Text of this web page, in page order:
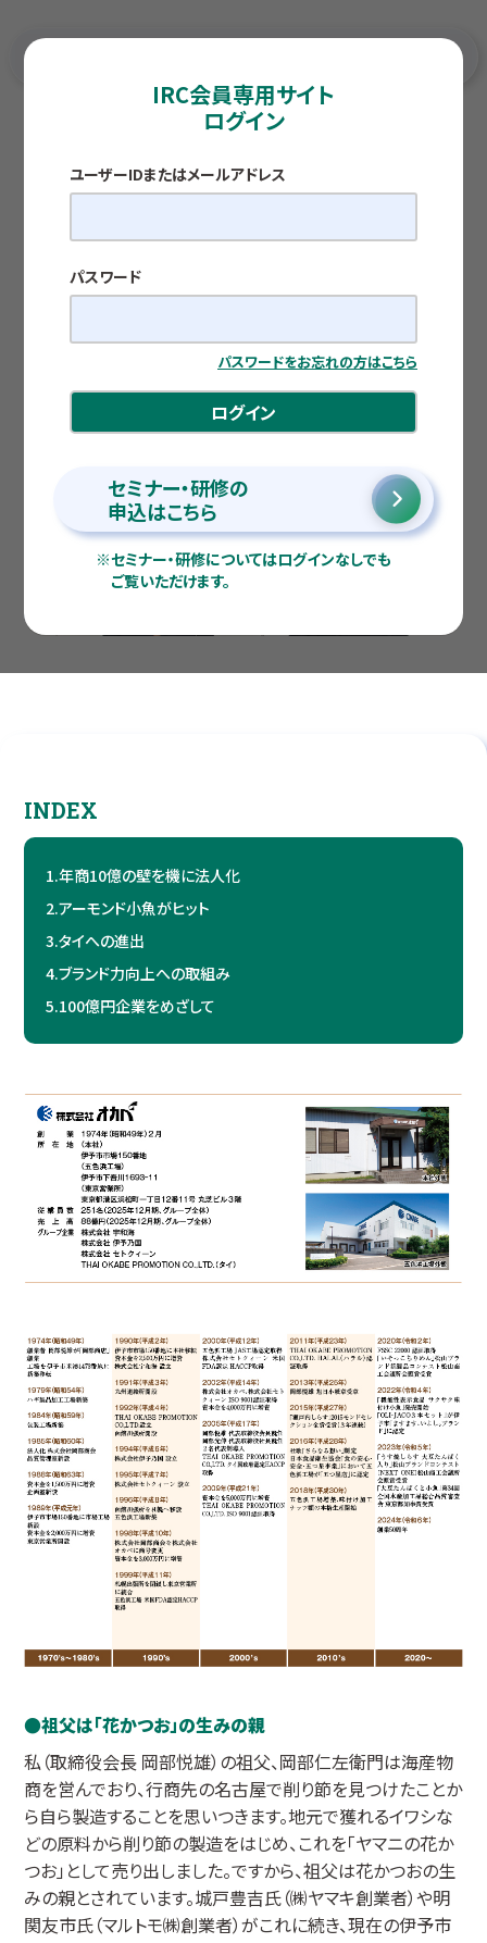
IRC会員専用サイト
ログイン
ユーザーIDまたはメールアドレス
パスワード
パスワードをお忘れの方はこちら
ログイン
セミナー・研修の
申込はこちら
※セミナー・研修についてはログインなしでも
ご覧いただけます。
株式会社 オカベ
THE COMPANY
INDEX
1.年商10億の壁を機に法人化
2.アーモンド小魚がヒット
3.タイへの進出
4.ブランド力向上への取組み
5.100億円企業をめざして
祖父は「花かつお」の生みの親
私（取締役会長 岡部悦雄）の祖父、岡部仁左衛門は海産物
商を営んでおり、行商先の名古屋で削り節を見つけたことか
ら自ら製造することを思いつきます。地元で獲れるイワシな
どの原料から削り節の製造をはじめ、これを「ヤマニの花か
つお」として売り出しました。ですから、祖父は花かつおの生
みの親とされています。城戸豊吉氏（㈱ヤマキ創業者）や明
関友市氏（マルトモ㈱創業者）がこれに続き、現在の伊予市